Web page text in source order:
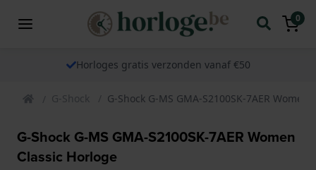
0
Horloges gratis verzonden vanaf €50
G-Shock G-Shock G-MS GMA-S2100SK-7AER Women
G-Shock G-MS GMA-S2100SK-7AER Women
Classic Horloge